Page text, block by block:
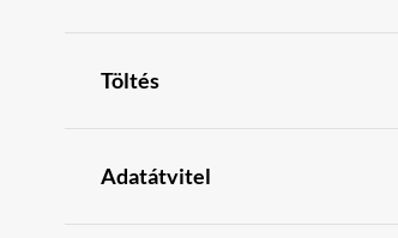
Töltés
Adatátvitel